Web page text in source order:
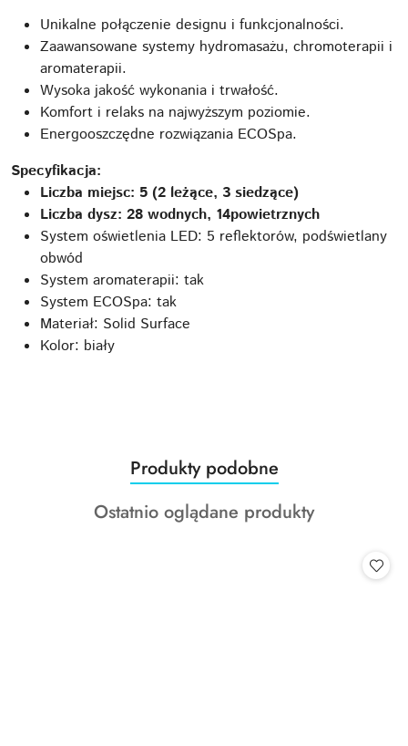
Unikalne połączenie designu i funkcjonalności.
Zaawansowane systemy hydromasażu, chromoterapii i
aromaterapii.
Wysoka jakość wykonania i trwałość.
Komfort i relaks na najwyższym poziomie.
Energooszczędne rozwiązania ECOSpa.
Specyfikacja:
Liczba miejsc: 5 (2 leżące, 3 siedzące)
Liczba dysz: 28 wodnych, 14powietrznych
System oświetlenia LED: 5 reflektorów, podświetlany
obwód
System aromaterapii: tak
System ECOSpa: tak
Materiał: Solid Surface
Kolor: biały
Pomiń karuzelę produktów
Produkty
o
statusie:
Produkty podobne
Produkty
Ostatnio oglądane produkty